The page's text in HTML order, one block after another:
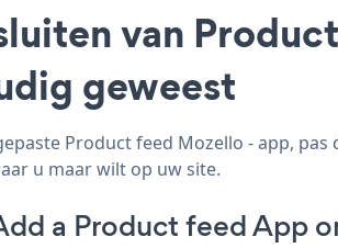
van
geweest
Product feed Mozello - app,
u maar wilt op uw site.
a Product feed App